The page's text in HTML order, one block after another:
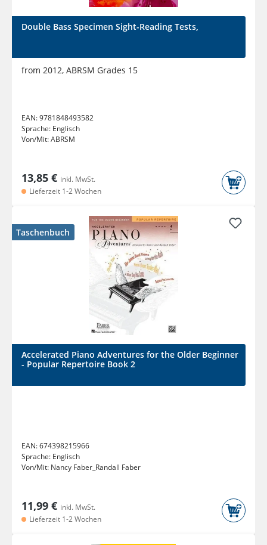
Double Bass Specimen Sight-Reading Tests,
from 2012, ABRSM Grades 15
EAN:9781848493582
Sprache: Englisch
Von/Mit:ABRSM
13,85 € inkl. MwSt.
Lieferzeit 1-2 Wochen
Taschenbuch
Accelerated Piano Adventures for the Older Beginner
- Popular Repertoire Book 2
EAN:674398215966
Sprache: Englisch
Von/Mit: Nancy Faber_Randall Faber
11,99 € inkl. MwSt.
Lieferzeit 1-2 Wochen